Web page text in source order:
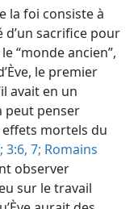
la foi consiste à
d’un sacrifice pour
“monde ancien”,
le premier
avait en un
peut penser
effets mortels du
3:6, 7; Romains
observer
sur le travail